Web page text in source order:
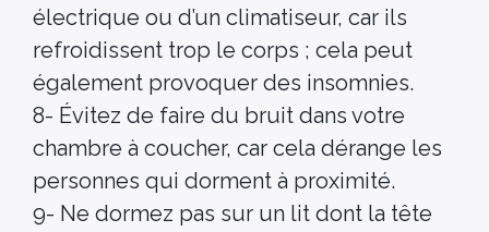
électrique ou d’un climatiseur, car ils
refroidissent trop le corps ; cela peut
également provoquer des insomnies.
8- Évitez de faire du bruit dans votre
chambre à coucher, car cela dérange les
personnes qui dorment à proximité.
9- Ne dormez pas sur un lit dont la tête